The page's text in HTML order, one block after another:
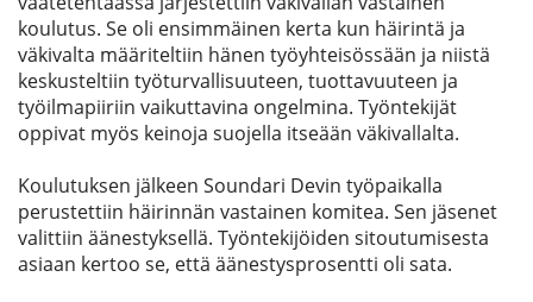
koulutus. Se oli ensimmäinen kerta kun häirintä ja
väkivalta määriteltiin hänen työyhteisössään ja niistä
keskusteltiin työturvallisuuteen, tuottavuuteen ja
työilmapiiriin vaikuttavina ongelmina. Työntekijät
oppivat myös keinoja suojella itseään väkivallalta.
Koulutuksen jälkeen Soundari Devin työpaikalla
perustettiin häirinnän vastainen komitea. Sen jäsenet
valittiin äänestyksellä. Työntekijöiden sitoutumisesta
asiaan kertoo se, että äänestysprosentti oli sata.